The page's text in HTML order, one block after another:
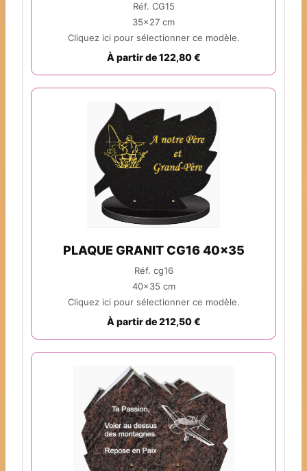
Réf. CG15
35x27 cm
Cliquez ici pour sélectionner ce modèle.
À partir de 122,80 €
PLAQUE GRANIT CG16 40x35
Réf. cg16
40x35 cm
Cliquez ici pour sélectionner ce modèle.
À partir de 212,50 €